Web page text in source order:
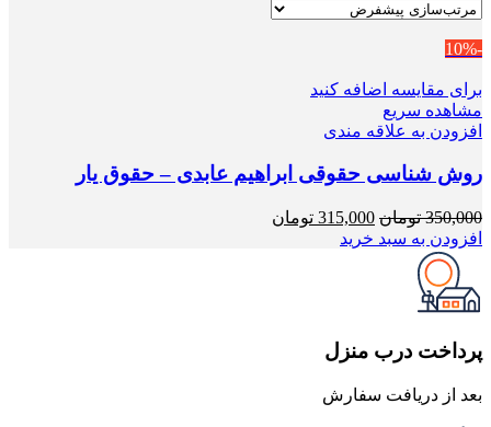
-10%
برای مقایسه اضافه کنید
مشاهده سریع
افزودن به علاقه مندی
روش شناسی حقوقی ابراهیم عابدی – حقوق یار
350,000 تومان قیمت
اصلی
315,000 تومان
افزودن به سبد خرید
پرداخت درب منزل
بعد از دریافت سفارش